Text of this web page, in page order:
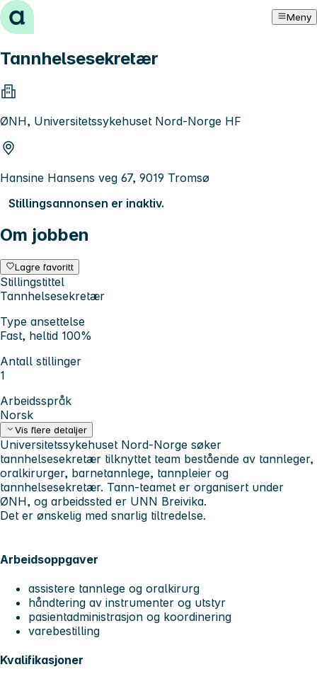
Hopp til innhold Meny
Tannhelsesekretær
ØNH, Universitetssykehuset Nord-Norge HF
Hansine Hansens veg 67, 9019 Tromsø
Stillingsannonsen er inaktiv.
Om jobben
Lagre favoritt
Stillingstittel
Tannhelsesekretær
Type ansettelse
Fast, heltid 100%
Antall stillinger
1
Arbeidsspråk
Norsk
Vis flere detaljer
Universitetssykehuset Nord-Norge søker
tannhelsesekretær tilknyttet team bestående av tannleger,
oralkirurger, barnetannlege, tannpleier og
tannhelsesekretær. Tann-teamet er organisert under
ØNH, og arbeidssted er UNN Breivika.
Det er ønskelig med snarlig tiltredelse.
Arbeidsoppgaver
assistere tannlege og oralkirurg
håndtering av instrumenter og utstyr
pasientadministrasjon og koordinering
varebestilling
Kvalifikasjoner